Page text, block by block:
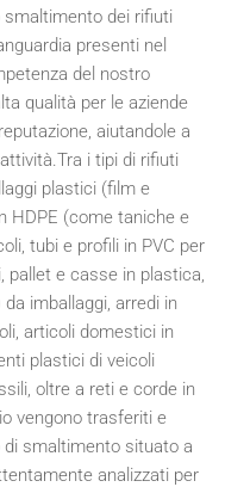
dei rifiuti
presenti nel
del nostro
qualità per le aziende
aiutandole a
i tipi di rifiuti
plastici (film e
HDPE (come taniche e
tubi e profili in PVC per
pallet e casse in plastica,
imballaggi, arredi in
articoli domestici in
plastici di veicoli
oltre a reti e corde in
vengono trasferiti e
smaltimento situato a
analizzati per